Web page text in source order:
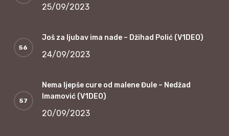
25/09/2023
Još za ljubav ima nade – Džihad Polić (V1DEO)
24/09/2023
Nema ljepše cure od malene Đule – Nedžad
Imamović (V1DEO)
20/09/2023